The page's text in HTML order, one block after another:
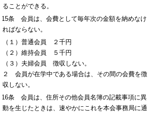
ることができる。
15条 会員は、会費として毎年次の金額を納めなけ
ればならない。
（１）普通会員 ２千円
（２）維持会員 ５千円
（３）夫婦会員 徴収しない。
２ 会員が在学中である場合は、その間の会費を徴
収しない。
16条 会員は、住所その他会員名簿の記載事項に異
動を生じたときは、速やかにこれを本会事務局に通